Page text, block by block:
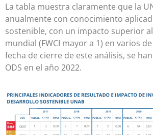
La tabla muestra claramente que la
anualmente con conocimiento
sostenible, con un impacto superior
mundial (FWCI mayor a 1) en varios
fecha de cierre de este análisis, se
ODS en el año 2022.